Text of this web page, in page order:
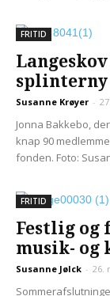
FRITID
Susanne Krøyer -
Jonna Bakkebo,
knap 90
fonden. Foto:
FRITID
Festlig og
musik- og
Susanne Jølck - 26.